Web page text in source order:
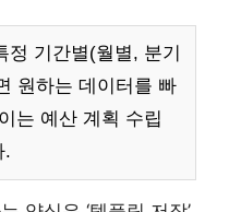
정 기간별(월별, 분기
원하는 데이터를 빠
는 예산 계획 수립
.